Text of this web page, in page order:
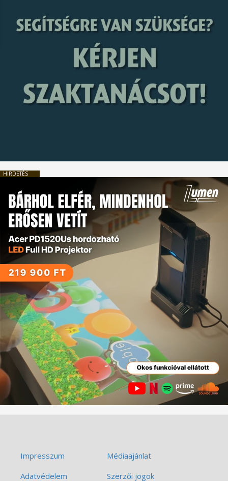
HIRDETÉS
Impresszum
Médiaajánlat
Adatvédelem
Szerzői jogok